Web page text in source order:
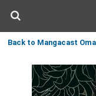
Back to Mangacast